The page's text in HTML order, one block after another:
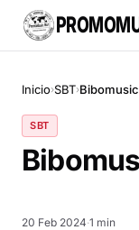
Inicio›SBT›Bibomusic
SBT
20 Feb 2024·1 min